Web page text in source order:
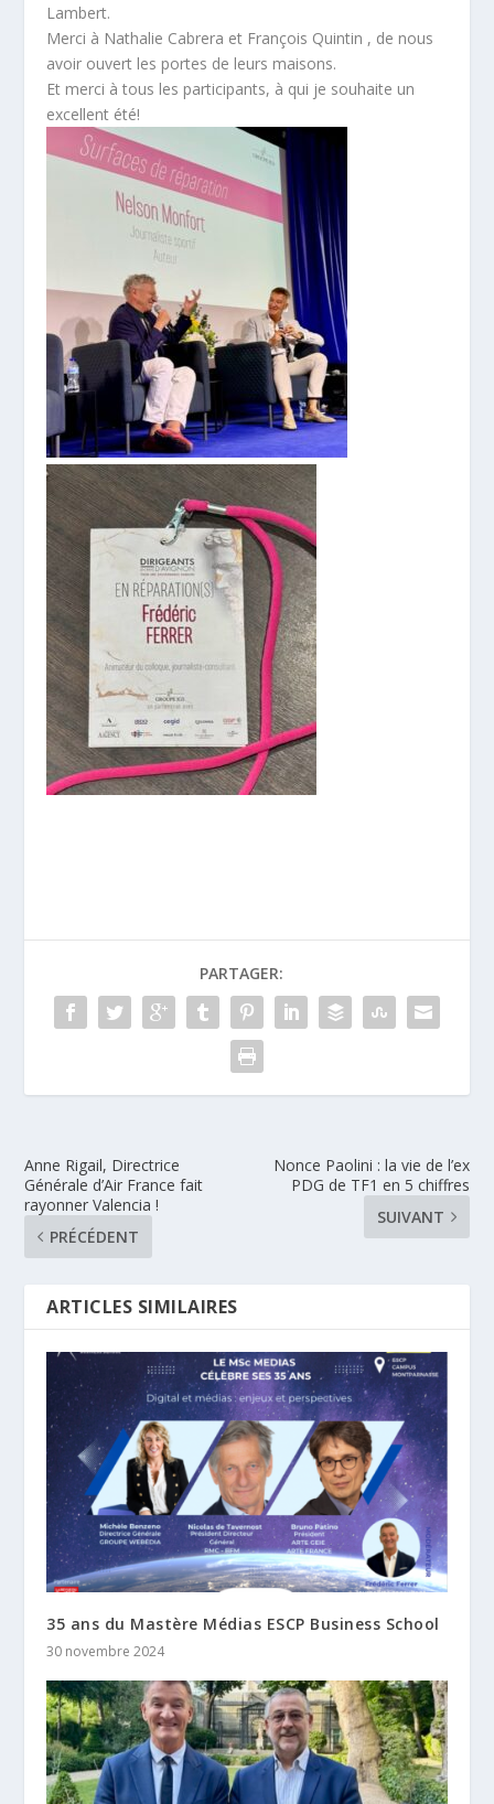
Lambert.
Merci à Nathalie Cabrera et François Quintin , de nous
avoir ouvert les portes de leurs maisons.
Et merci à tous les participants, à qui je souhaite un
excellent été!
PARTAGER:
Anne Rigail, Directrice
Générale d’Air France fait
rayonner Valencia !
PRÉCÉDENT
Nonce Paolini : la vie de l’ex
PDG de TF1 en 5 chiffres
SUIVANT
ARTICLES SIMILAIRES
35 ans du Mastère Médias ESCP Business School
30 novembre 2024